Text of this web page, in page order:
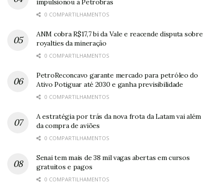
impulsionou a Petrobras
0 COMPARTILHAMENTOS
ANM cobra R$17,7 bi da Vale e reacende disputa sobre
royalties da mineração
0 COMPARTILHAMENTOS
PetroReconcavo garante mercado para petróleo do
Ativo Potiguar até 2030 e ganha previsibilidade
0 COMPARTILHAMENTOS
A estratégia por trás da nova frota da Latam vai além
da compra de aviões
0 COMPARTILHAMENTOS
Senai tem mais de 38 mil vagas abertas em cursos
gratuitos e pagos
0 COMPARTILHAMENTOS